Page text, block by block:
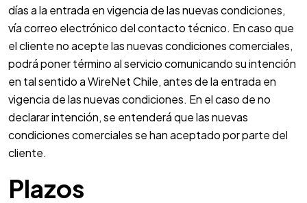
días a la entrada en vigencia de las nuevas condiciones,
vía correo electrónico del contacto técnico. En caso que
el cliente no acepte las nuevas condiciones comerciales,
podrá poner término al servicio comunicando su intención
en tal sentido a WireNet Chile, antes de la entrada en
vigencia de las nuevas condiciones. En el caso de no
declarar intención, se entenderá que las nuevas
condiciones comerciales se han aceptado por parte del
cliente.
Plazos